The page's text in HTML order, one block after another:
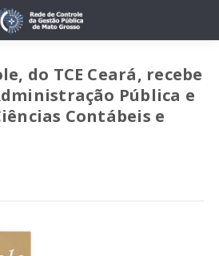
do TCE Ceará, recebe
Pública e
Contábeis e